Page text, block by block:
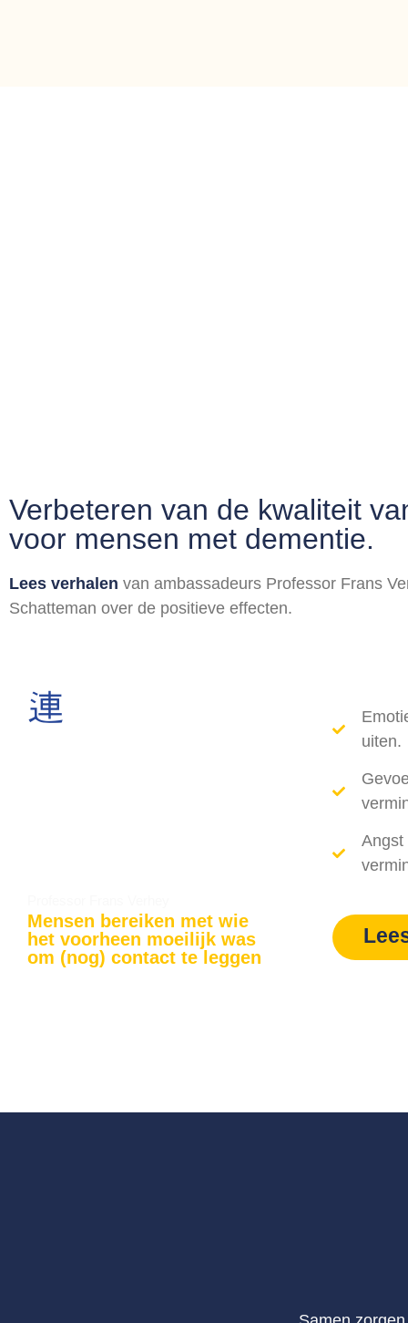
Verbeteren van de kwaliteit
voor mensen met dementie.
Lees verhalen van ambassadeurs Professor Frans
Schatteman over de positieve effecten.
Mensen bereiken met wie
het voorheen moeilijk was
om (nog) contact te leggen
uiten.
Angst